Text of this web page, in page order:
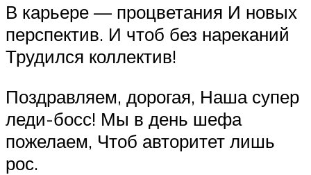
В карьере — процветания И новых
перспектив. И чтоб без нареканий
Трудился коллектив!
Поздравляем, дорогая, Наша супер
леди-босс! Мы в день шефа
пожелаем, Чтоб авторитет лишь
рос.